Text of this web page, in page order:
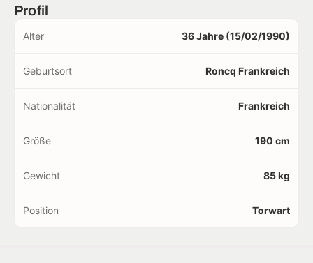
Profil
Alter 36 Jahre (15/02/1990)
Geburtsort Roncq Frankreich
Nationalität Frankreich
Größe 190 cm
Gewicht 85 kg
Position Torwart